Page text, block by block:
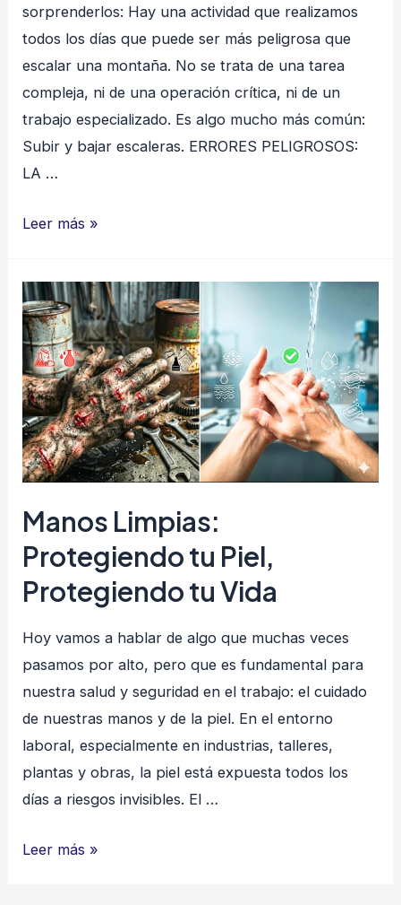
sorprenderlos: Hay una actividad que realizamos
todos los días que puede ser más peligrosa que
escalar una montaña. No se trata de una tarea
compleja, ni de una operación crítica, ni de un
trabajo especializado. Es algo mucho más común:
Subir y bajar escaleras. ERRORES PELIGROSOS:
LA …
Escaleras:
Cotidiano
que
Más
Accidentes
Provoca
Leer más »
Manos Limpias:
Protegiendo tu Piel,
Protegiendo tu Vida
Hoy vamos a hablar de algo que muchas veces
pasamos por alto, pero que es fundamental para
nuestra salud y seguridad en el trabajo: el cuidado
de nuestras manos y de la piel. En el entorno
laboral, especialmente en industrias, talleres,
plantas y obras, la piel está expuesta todos los
días a riesgos invisibles. El …
Manos
Leer más »